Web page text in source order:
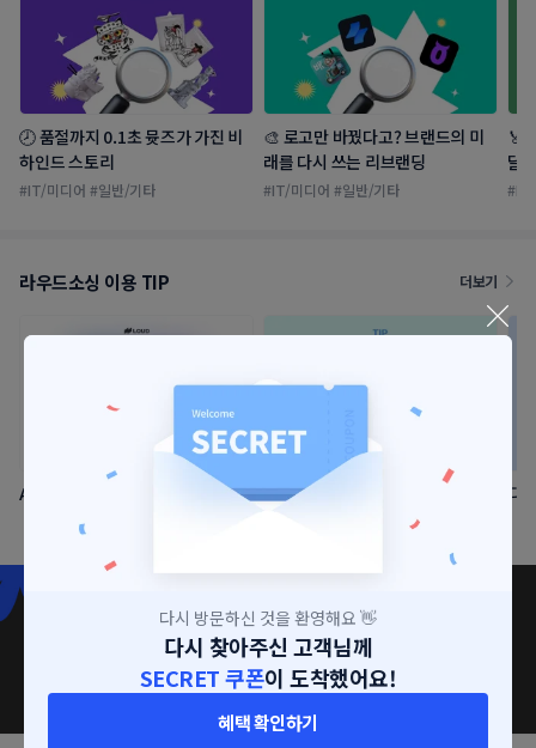
🕗 품절까지 0.1초 뮷즈가 가진 비
하인드 스토리
#IT/미디어 #일반/기타
🎨 로고만 바꿨다고? 브랜드의 미
래를 다시 쓰는 리브랜딩
#IT/미디어 #일반/기타
🏅
달
#IT/
라우드소싱 이용 TIP 더보기
AI 브리핑 에이전트 오픈!
공공기관이 효율적인 예산으로 공
디
지금 의뢰자로 가입하면,
32만 명의 디자이너를 만날 수 있어요.
3초만에 회원가입하기
다시 방문하신 것을 환영해요 👋
다시 찾아주신 고객님께
SECRET 쿠폰이 도착했어요!
혜택 확인하기